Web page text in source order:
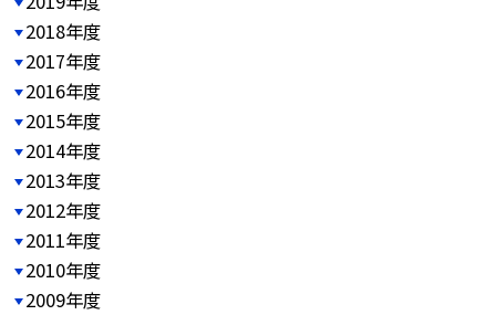
2018年度
2017年度
2016年度
2015年度
2014年度
2013年度
2012年度
2011年度
2010年度
2009年度